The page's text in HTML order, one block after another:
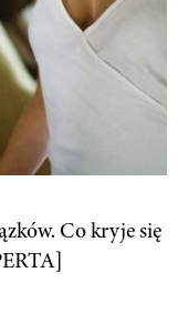
Co kryje się